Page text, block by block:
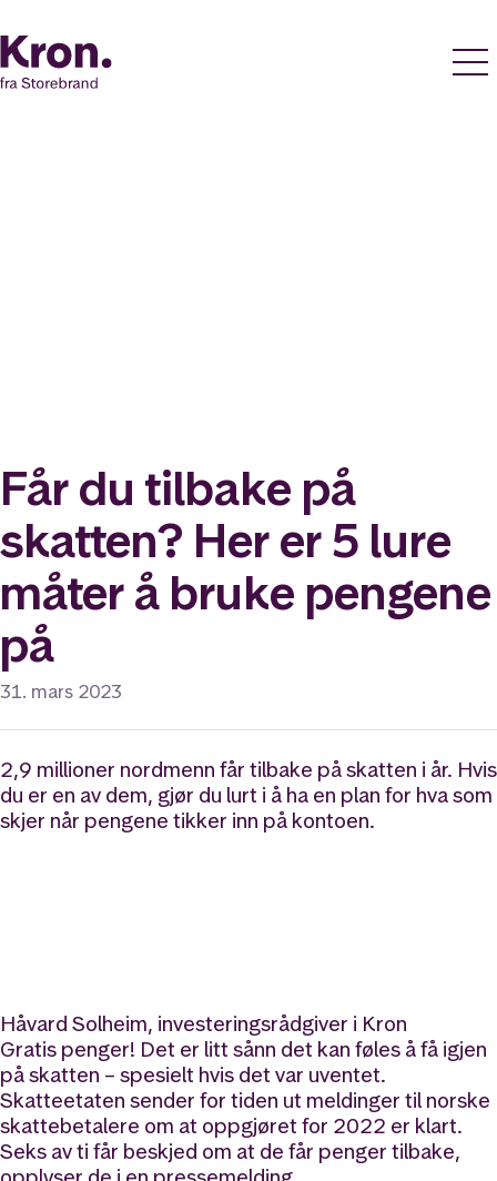
Får du tilbake på
skatten? Her er 5 lure
måter å bruke pengene
på
31. mars 2023
2,9 millioner nordmenn får tilbake på skatten i år. Hvis
du er en av dem, gjør du lurt i å ha en plan for hva som
skjer når pengene tikker inn på kontoen.
Håvard Solheim, investeringsrådgiver i Kron
Gratis penger! Det er litt sånn det kan føles å få igjen
på skatten – spesielt hvis det var uventet.
Skatteetaten sender for tiden ut meldinger til norske
skattebetalere om at oppgjøret for 2022 er klart.
Seks av ti får beskjed om at de får penger tilbake,